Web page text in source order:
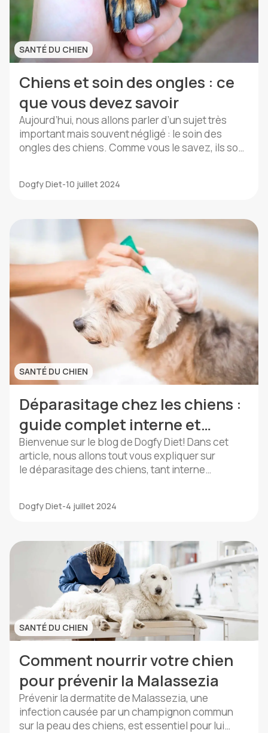
SANTÉ DU CHIEN
Chiens et soin des ongles : ce
que vous devez savoir
Aujourd’hui, nous allons parler d’un sujet très
important mais souvent négligé : le soin des
ongles des chiens. Comme vous le savez, ils sont
pour leur bien-être et leur santé générale. Dans
informations utiles sur pourquoi il est […]
Dogfy Diet-10 juillet 2024
SANTÉ DU CHIEN
Déparasitage chez les chiens :
guide complet interne et
externe
Bienvenue sur le blog de Dogfy Diet! Dans cet
article, nous allons tout vous expliquer sur
le déparasitage des chiens, tant interne
avec les bonnes informations et la prévention
bonne santé et heureux. Qu’est-ce que […]
Dogfy Diet-4 juillet 2024
SANTÉ DU CHIEN
Comment nourrir votre chien
pour prévenir la Malassezia
Prévenir la dermatite de Malassezia, une
infection causée par un champignon commun
sur la peau des chiens, est essentiel pour lui